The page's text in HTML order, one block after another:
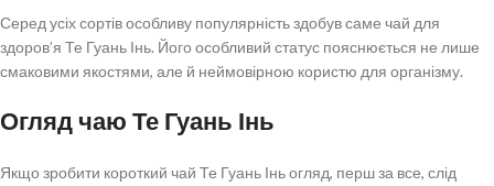
Серед усіх сортів особливу популярність здобув саме чай для
здоров’я Те Гуань Інь. Його особливий статус пояснюється не лише
смаковими якостями, але й неймовірною користю для організму.
Огляд чаю Те Гуань Інь
Якщо зробити короткий чай Те Гуань Інь огляд, перш за все, слід